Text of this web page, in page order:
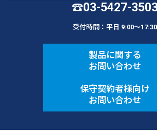
☎03-5427-
受付時間：平日 9:00〜17:30
製品に関する
お問い合わせ
保守契約者様向け
お問い合わせ